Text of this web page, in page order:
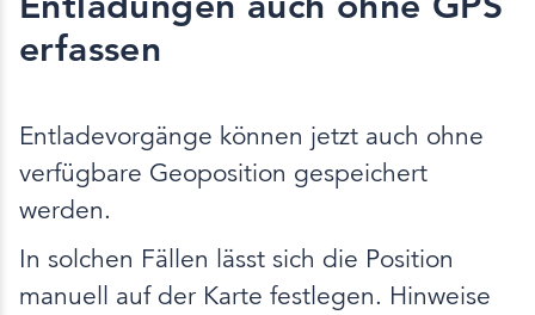
erfassen
Entladevorgänge können jetzt auch ohne
verfügbare Geoposition gespeichert
werden.
In solchen Fällen lässt sich die Position
manuell auf der Karte festlegen. Hinweise